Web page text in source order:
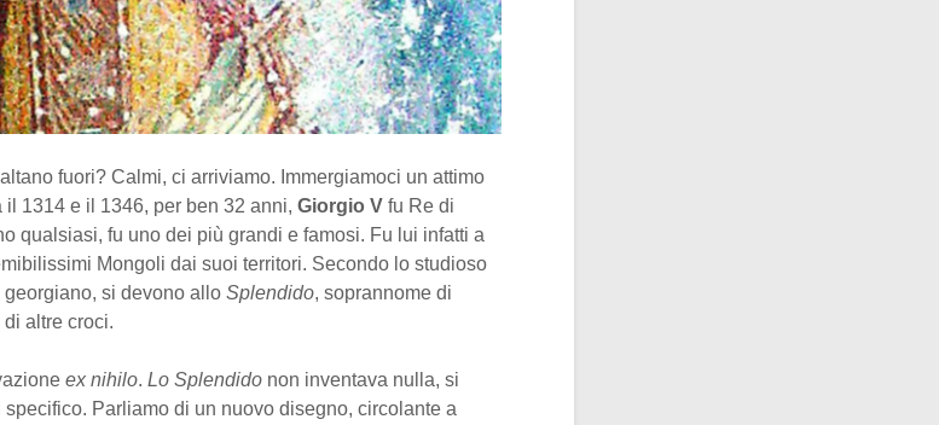
fuori? Calmi, ci arriviamo. Immergiamoci un attimo
1314 e il 1346, per ben 32 anni, Giorgio V fu Re di
qualsiasi, fu uno dei più grandi e famosi. Fu lui infatti a
Mongoli dai suoi territori. Secondo lo studioso
georgiano, si devono allo Splendido, soprannome di
altre croci.
ex nihilo. Lo Splendido non inventava nulla, si
Parliamo di un nuovo disegno, circolante a